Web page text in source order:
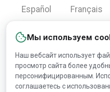
Мы используем
Наш вебсайт использует
просмотр сайта более
персонифицированным.
соглашаетесь с
Español
Français
Copyright © 2000-2026